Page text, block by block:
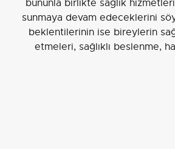
bununla birlikte sağlık
sunmaya devam edeceklerini
beklentilerinin ise bireylerin
etmeleri, sağlıklı beslenme,